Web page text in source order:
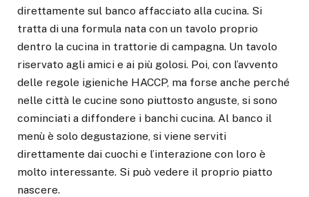
direttamente sul banco affacciato alla cucina. Si
tratta di una formula nata con un tavolo proprio
dentro la cucina in trattorie di campagna. Un tavolo
riservato agli amici e ai più golosi. Poi, con l’avvento
delle regole igieniche HACCP, ma forse anche perché
nelle città le cucine sono piuttosto anguste, si sono
cominciati a diffondere i banchi cucina. Al banco il
menù è solo degustazione, si viene serviti
direttamente dai cuochi e l’interazione con loro è
molto interessante. Si può vedere il proprio piatto
nascere.